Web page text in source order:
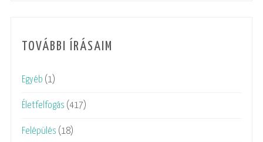
TOVÁBBI ÍRÁSAIM
Egyéb (1)
Életfelfogás (417)
Felépülés (18)